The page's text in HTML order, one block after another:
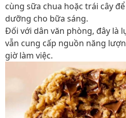
cùng sữa chua hoặc trái cây
dưỡng cho bữa sáng.
Đối với dân văn phòng, đây là
vẫn cung cấp nguồn năng
giờ làm việc.